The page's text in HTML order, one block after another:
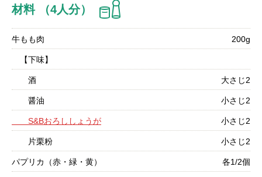
材料 （4人分）
牛もも肉 200g
【下味】
酒 大さじ2
醤油 小さじ2
S&Bおろししょうが 小さじ2
片栗粉 小さじ2
パプリカ（赤・緑・黄） 各1/2個